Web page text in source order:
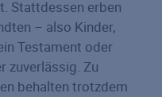
Stattdessen erben
– also Kinder,
Testament oder
zuverlässig. Zu
behalten trotzdem